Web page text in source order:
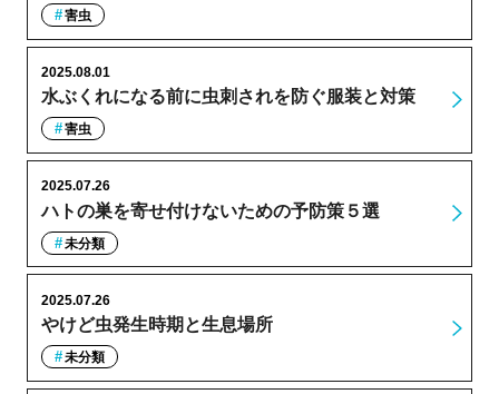
害虫
水ぶくれになる前に虫刺されを防ぐ服装と対策
2025.08.01
害虫
ハトの巣を寄せ付けないための予防策５選
2025.07.26
未分類
やけど虫発生時期と生息場所
2025.07.26
未分類